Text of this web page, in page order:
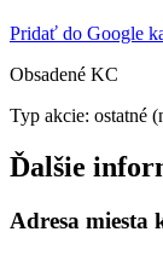
Pridať do Google
Obsadené KC
Typ akcie: ostatné
Ďalšie
Adresa miesta